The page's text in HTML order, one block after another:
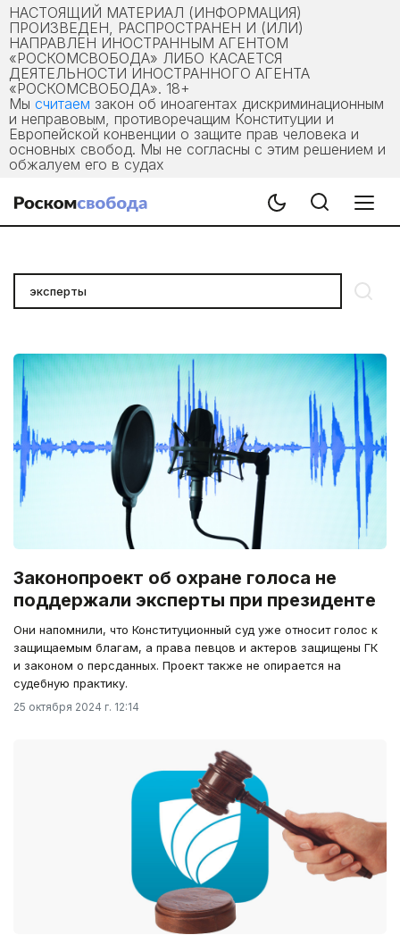
НАСТОЯЩИЙ МАТЕРИАЛ (ИНФОРМАЦИЯ)
ПРОИЗВЕДЕН, РАСПРОСТРАНЕН И (ИЛИ)
НАПРАВЛЕН ИНОСТРАННЫМ АГЕНТОМ
«РОСКОМСВОБОДА» ЛИБО КАСАЕТСЯ
ДЕЯТЕЛЬНОСТИ ИНОСТРАННОГО АГЕНТА
«РОСКОМСВОБОДА». 18+
Мы считаем закон об иноагентах дискриминационным
и неправовым, противоречащим Конституции и
Европейской конвенции о защите прав человека и
основных свобод. Мы не согласны с этим решением и
обжалуем его в судах
Законопроект об охране голоса не
поддержали эксперты при президенте
Они напомнили, что Конституционный суд уже относит голос к
защищаемым благам, а права певцов и актеров защищены ГК
и законом о персданных. Проект также не опирается на
судебную практику.
25 октября 2024 г. 12:14